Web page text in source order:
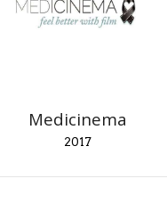
Medicinema
2017
Medicinema